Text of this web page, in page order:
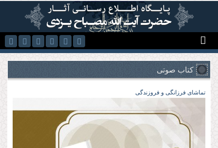
رفتن به محتوای اصلی
کتاب صوتی
تماشای فرزانگی و فروزندگی